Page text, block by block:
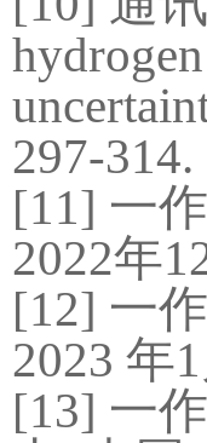
297-314.
[11] 一作
2022年
[12] 一作
2023 年1
[13] 一作